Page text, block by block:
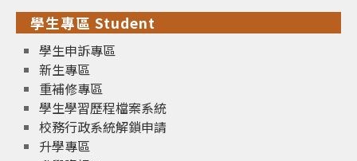
學生專區 Student
學生申訴專區
新生專區
重補修專區
學生學習歷程檔案系統
校務行政系統解鎖申請
升學專區